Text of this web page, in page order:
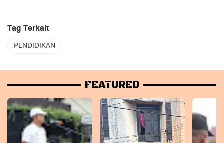
Tag Terkait
PENDIDIKAN
FEATURED